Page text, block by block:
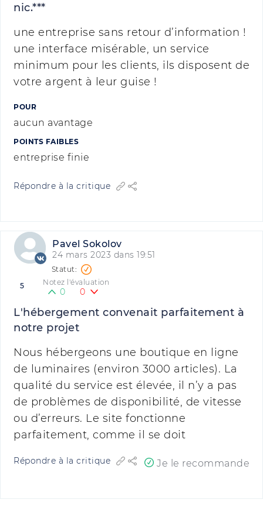
nic.***
une entreprise sans retour d’information !
une interface misérable, un service
minimum pour les clients, ils disposent de
votre argent à leur guise !
POUR
aucun avantage
POINTS FAIBLES
entreprise finie
Répondre à la critique
Pavel Sokolov
24 mars 2023 dans 19:51
5 Notez l'évaluation
0 0
L'hébergement convenait parfaitement à
notre projet
Nous hébergeons une boutique en ligne
de luminaires (environ 3000 articles). La
qualité du service est élevée, il n’y a pas
de problèmes de disponibilité, de vitesse
ou d’erreurs. Le site fonctionne
parfaitement, comme il se doit
Répondre à la critique Je le recommande